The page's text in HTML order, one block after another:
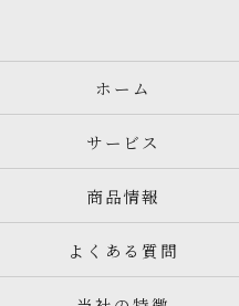
ホーム
サービス
商品情報
よくある質問